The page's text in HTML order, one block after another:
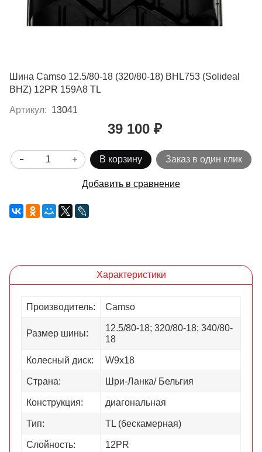
Шина Camso 12.5/80-18 (320/80-18) BHL753 (Solideal
BHZ) 12PR 159A8 TL
Артикул: 13041
39 100 ₽
В корзину Заказ в один клик
Добавить в сравнение
Характеристики
Производитель: Camso
Размер шины:
12.5/80-18; 320/80-18; 340/80-
18
Колесный диск: W9x18
Страна: Шри-Ланка/ Бельгия
Конструкция: диагональная
Тип: TL (бескамерная)
Слойность: 12PR